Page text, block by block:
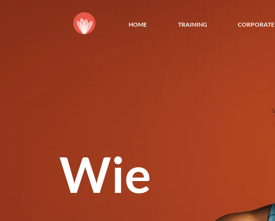
HOME TRAINING CORPORATE
Wie